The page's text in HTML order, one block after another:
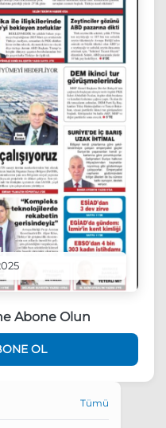
Abone Olun
OL
Tümü